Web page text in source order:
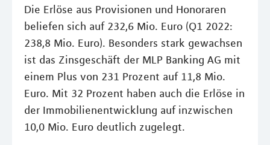
Die Erlöse aus Provisionen und Honoraren
beliefen sich auf 232,6 Mio. Euro (Q1 2022:
238,8 Mio. Euro). Besonders stark gewachsen
ist das Zinsgeschäft der MLP Banking AG mit
einem Plus von 231 Prozent auf 11,8 Mio.
Euro. Mit 32 Prozent haben auch die Erlöse in
der Immobilienentwicklung auf inzwischen
10,0 Mio. Euro deutlich zugelegt.